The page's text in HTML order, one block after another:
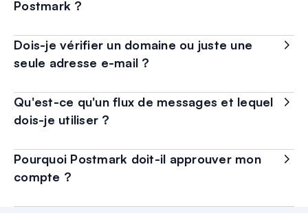
Postmark ?
Dois-je vérifier un domaine ou juste une
seule adresse e-mail ?
Qu'est-ce qu'un flux de messages et lequel
dois-je utiliser ?
Pourquoi Postmark doit-il approuver mon
compte ?